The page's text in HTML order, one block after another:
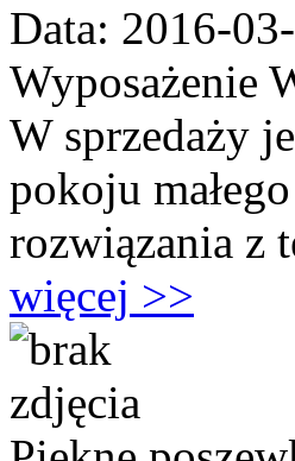
Data: 2016-
Wyposażenie
W sprzedaży
pokoju
rozwiązania z
więcej >>